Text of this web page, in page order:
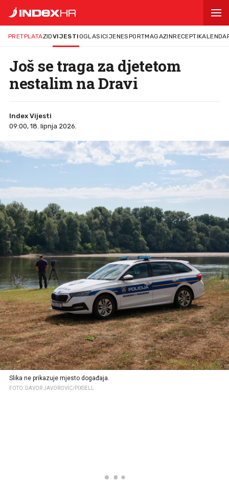
PRETPLATAZIDVIJESTIOGLASICIJENESPORTMAGAZINRECEPTI
Još se traga za djetetom
nestalim na Dravi
Index Vijesti
09:00, 18. lipnja 2026.
Slika ne prikazuje mjesto događaja.
FOTO: DAVOR JAVOROVIC/PIXSELL